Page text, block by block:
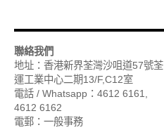
聯絡我們
地址：香港新界荃灣沙咀道57號荃
運工業中心二期13/F,C12室
電話 / Whatsapp：4612 6161,
4612 6162
電郵：一般事務